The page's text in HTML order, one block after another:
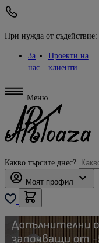
При нужда от съдействие:
За
нас
Проекти на
клиенти
Меню
Какво търсите днес?
Моят профил